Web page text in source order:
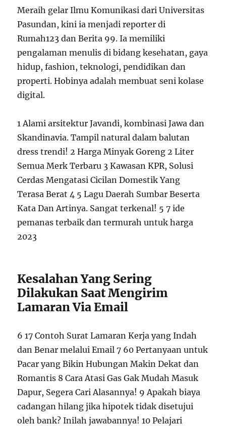
Meraih gelar Ilmu Komunikasi dari Universitas
Pasundan, kini ia menjadi reporter di
Rumah123 dan Berita 99. Ia memiliki
pengalaman menulis di bidang kesehatan, gaya
hidup, fashion, teknologi, pendidikan dan
properti. Hobinya adalah membuat seni kolase
digital.
1 Alami arsitektur Javandi, kombinasi Jawa dan
Skandinavia. Tampil natural dalam balutan
dress trendi! 2 Harga Minyak Goreng 2 Liter
Semua Merk Terbaru 3 Kawasan KPR, Solusi
Cerdas Mengatasi Cicilan Domestik Yang
Terasa Berat 4 5 Lagu Daerah Sumbar Beserta
Kata Dan Artinya. Sangat terkenal! 5 7 ide
pemanas terbaik dan termurah untuk harga
2023
Kesalahan Yang Sering
Dilakukan Saat Mengirim
Lamaran Via Email
6 17 Contoh Surat Lamaran Kerja yang Indah
dan Benar melalui Email 7 60 Pertanyaan untuk
Pacar yang Bikin Hubungan Makin Dekat dan
Romantis 8 Cara Atasi Gas Gak Mudah Masuk
Dapur, Segera Cari Alasannya! 9 Apakah biaya
cadangan hilang jika hipotek tidak disetujui
oleh bank? Inilah jawabannya! 10 Pelajari